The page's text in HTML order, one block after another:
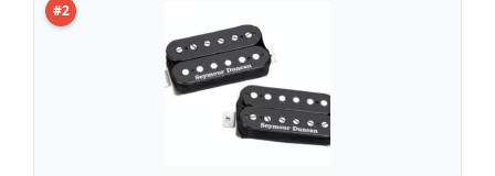
#2